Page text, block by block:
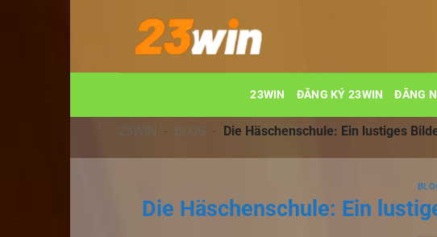
dung
23WIN ĐĂNG KÝ 23WIN ĐĂNG
23WIN - BLOG - Die Häschenschule: Ein lustiges
Die Häschenschule: Ein